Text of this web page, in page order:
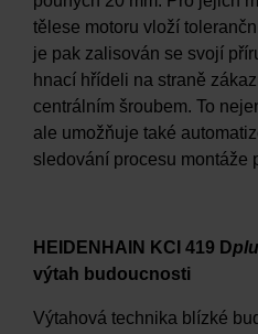
tělese motoru vloží
je pak zalisován se svojí
hnací hřídeli na straně
centrálním šroubem. To
ale umožňuje také
sledování procesu montáže
HEIDENHAIN KCI 419 D
výtah budoucnosti
Výtahová technika blízké